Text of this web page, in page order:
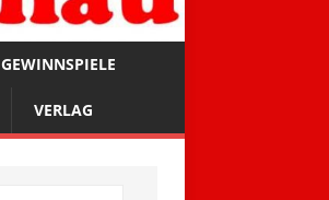
GEWINNSPIELE
VERLAG